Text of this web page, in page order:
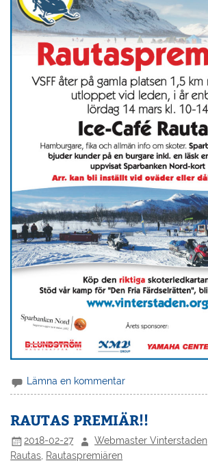
Lämna en kommentar
RAUTAS PREMIÄR!!
2018-02-27 Webmaster Vinterstaden
Rautas Rautaspremiären